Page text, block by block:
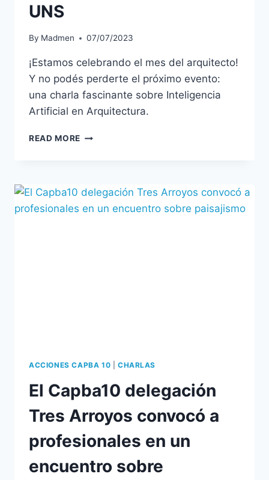
UNS
By Madmen 07/07/2023
¡Estamos celebrando el mes del arquitecto!
Y no podés perderte el próximo evento:
una charla fascinante sobre Inteligencia
Artificial en Arquitectura.
READ MORE
ACCIONES CAPBA 10 CHARLAS
El Capba10 delegación
Tres Arroyos convocó a
profesionales en un
encuentro sobre